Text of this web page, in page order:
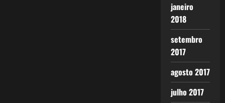
janeiro
2018
setembro
2017
agosto 2017
julho 2017